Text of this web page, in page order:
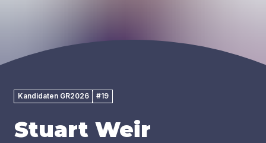
Kandidaten GR2026 #19
Stuart Weir